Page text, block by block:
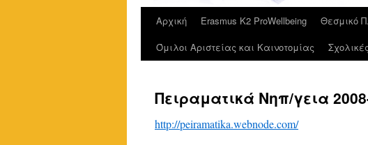
Αρχική Erasmus K2 ProWellbeing Θεσμικό
Όμιλοι Αριστείας και Καινοτομίας
Πειραματικά Νηπ/γεια
http://peiramatika.webnode.com/